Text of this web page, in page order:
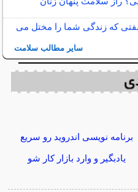
که زندگی شما را مختل می
سایر مطالب سلامت
برنامه نویسی اندروید رو سریع
یادبگیر و وارد بازار کار شو